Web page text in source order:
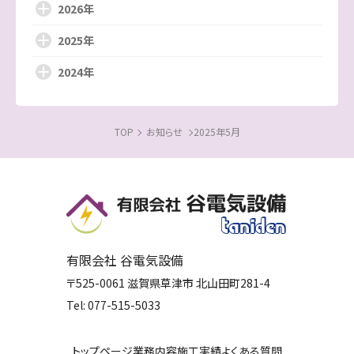
2026年
2025年
2024年
TOP お知らせ 2025年5月
有限会社 谷電気設備
〒525-0061 滋賀県草津市 北山田町281-4
Tel: 077-515-5033
トップページ業務内容施工実績よくある質問